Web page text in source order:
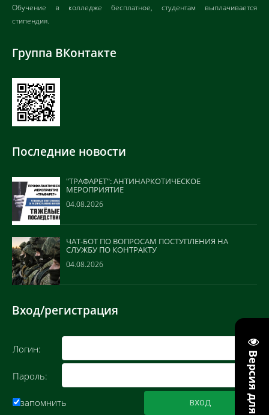
Обучение в колледже бесплатное, студентам выплачивается
стипендия.
Группа ВКонтакте
Последние новости
"ТРАФАРЕТ": АНТИНАРКОТИЧЕСКОЕ
МЕРОПРИЯТИЕ
04.08.2026
ЧАТ-БОТ ПО ВОПРОСАМ ПОСТУПЛЕНИЯ НА
СЛУЖБУ ПО КОНТРАКТУ
04.08.2026
Вход/регистрация
Логин:
Пароль:
запомнить